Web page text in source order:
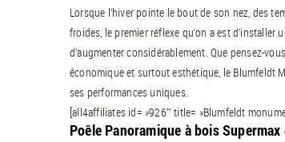
Lorsque l’hiver pointe le bout de son nez, des
froides, le premier réflexe qu’on a est d’installer
d’augmenter considérablement. Que pensez-
économique et surtout esthétique, le Blumfeldt
ses performances uniques.
[all4affiliates id= »926″ title= »Blumfeldt
Poêle Panoramique à bois